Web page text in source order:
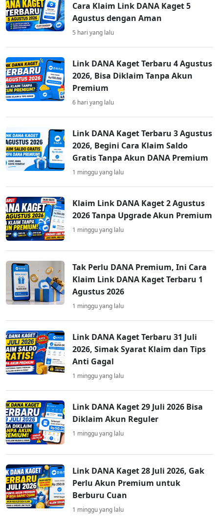
Cara Klaim Link DANA Kaget 5
Agustus dengan Aman
5 hari yang lalu
Link DANA Kaget Terbaru 4 Agustus
2026, Bisa Diklaim Tanpa Akun
Premium
6 hari yang lalu
Link DANA Kaget Terbaru 3 Agustus
2026, Begini Cara Klaim Saldo
Gratis Tanpa Akun DANA Premium
1 minggu yang lalu
Klaim Link DANA Kaget 2 Agustus
2026 Tanpa Upgrade Akun Premium
1 minggu yang lalu
Tak Perlu DANA Premium, Ini Cara
Klaim Link DANA Kaget Terbaru 1
Agustus 2026
1 minggu yang lalu
Link DANA Kaget Terbaru 31 Juli
2026, Simak Syarat Klaim dan Tips
Anti Gagal
1 minggu yang lalu
Link DANA Kaget 29 Juli 2026 Bisa
Diklaim Akun Reguler
1 minggu yang lalu
Link DANA Kaget 28 Juli 2026, Gak
Perlu Akun Premium untuk
Berburu Cuan
1 minggu yang lalu